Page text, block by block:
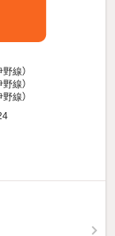
線）
線）
線）